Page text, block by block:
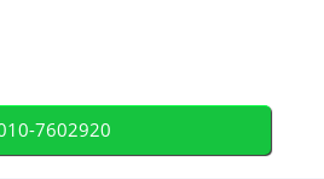
7602920